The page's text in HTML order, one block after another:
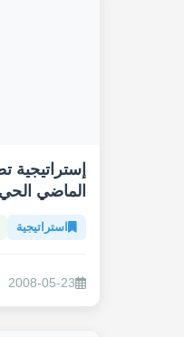
إستراتيجية
الماضي الحي
استراتيجية
2008-05-23